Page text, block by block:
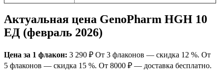
Актуальная цена GenoPharm HGH 10
ЕД (февраль 2026)
Цена за 1 флакон: 3 290 ₽ От 3 флаконов — скидка 12 %. От
5 флаконов — скидка 15 %. От 8000 ₽ — доставка бесплатно.